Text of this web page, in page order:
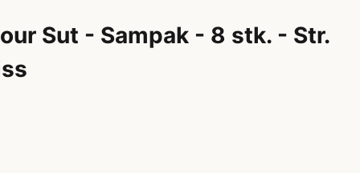
Sut - Sampak - 8 stk. - Str.